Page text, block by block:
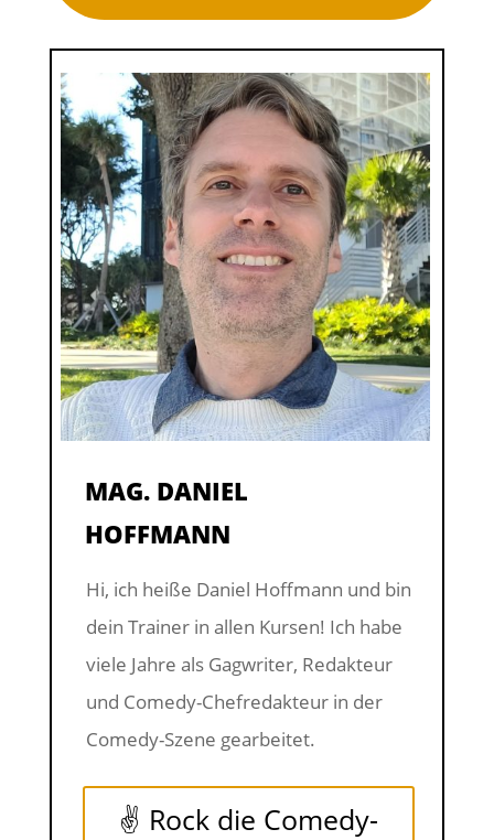
MAG. DANIEL
HOFFMANN
Hi, ich heiße Daniel Hoffmann und bin
dein Trainer in allen Kursen! Ich habe
viele Jahre als Gagwriter, Redakteur
und Comedy-Chefredakteur in der
Comedy-Szene gearbeitet.
✌ Rock die Comedy-